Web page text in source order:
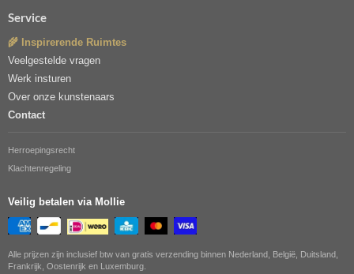
Service
🌾 Inspirerende Ruimtes
Veelgestelde vragen
Werk insturen
Over onze kunstenaars
Contact
Herroepingsrecht
Klachtenregeling
Veilig betalen via Mollie
Alle prijzen zijn inclusief btw van gratis verzending binnen Nederland, België, Duitsland,
Frankrijk, Oostenrijk en Luxemburg.